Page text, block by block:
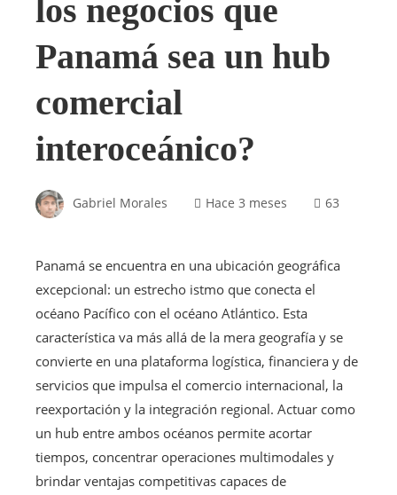
los negocios que
Panamá sea un hub
comercial
interoceánico?
Gabriel Morales Hace 3 meses 63
Panamá se encuentra en una ubicación geográfica
excepcional: un estrecho istmo que conecta el
océano Pacífico con el océano Atlántico. Esta
característica va más allá de la mera geografía y se
convierte en una plataforma logística, financiera y de
servicios que impulsa el comercio internacional, la
reexportación y la integración regional. Actuar como
un hub entre ambos océanos permite acortar
tiempos, concentrar operaciones multimodales y
brindar ventajas competitivas capaces de